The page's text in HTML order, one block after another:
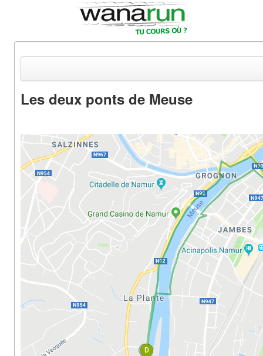
Equipements & Tests
Parcours & Courses
Outils & Réseaux
Les deux ponts de Meuse